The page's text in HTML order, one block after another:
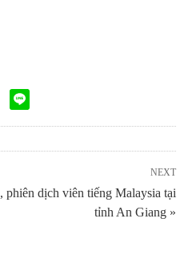
NEXT
phiên dịch viên tiếng Malaysia tại
tỉnh An Giang »